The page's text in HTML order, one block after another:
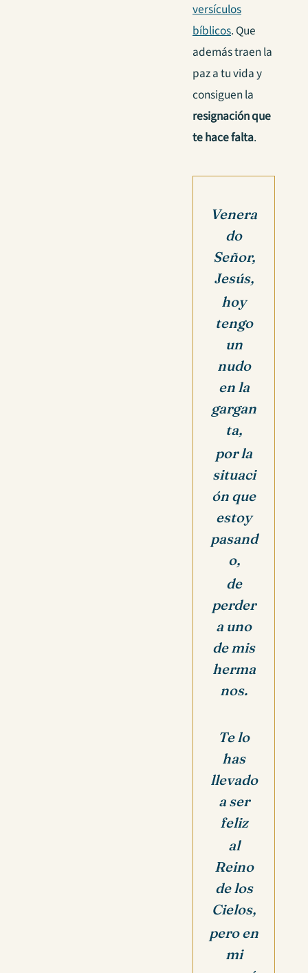
versículos
bíblicos. Que
además traen la
paz a tu vida y
consiguen la
resignación que
te hace falta.
Venera
do
Señor,
Jesús,
hoy
tengo
un
nudo
en la
gargan
ta,
por la
situaci
ón que
estoy
pasand
o,
de
perder
a uno
de mis
herma
nos.
Te lo
has
llevado
a ser
feliz
al
Reino
de los
Cielos,
pero en
mi